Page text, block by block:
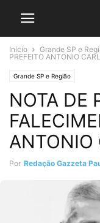
Início Grande SP e
PREFEITO ANTONIO
Grande SP e Região
NOTA DE
ANTONIO
Por Redação Gazzeta